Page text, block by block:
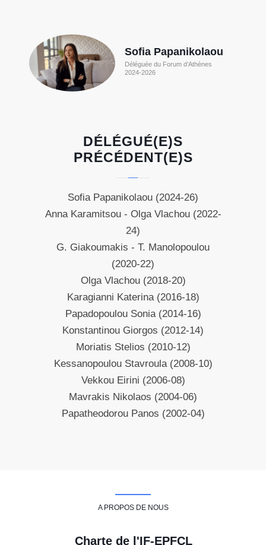
Sofia Papanikolaou
Déléguée du Forum d’Athènes
2024-2026
DÉLÉGUÉ(E)S
PRÉCÉDENT(E)S
Sofia Papanikolaou (2024-26)
Anna Karamitsou - Olga Vlachou (2022-
24)
G. Giakoumakis - T. Manolopoulou
(2020-22)
Olga Vlachou (2018-20)
Karagianni Katerina (2016-18)
Papadopoulou Sonia (2014-16)
Konstantinou Giorgos (2012-14)
Moriatis Stelios (2010-12)
Kessanopoulou Stavroula (2008-10)
Vekkou Eirini (2006-08)
Mavrakis Nikolaos (2004-06)
Papatheodorou Panos (2002-04)
A PROPOS DE NOUS
Charte de l'IF-EPFCL